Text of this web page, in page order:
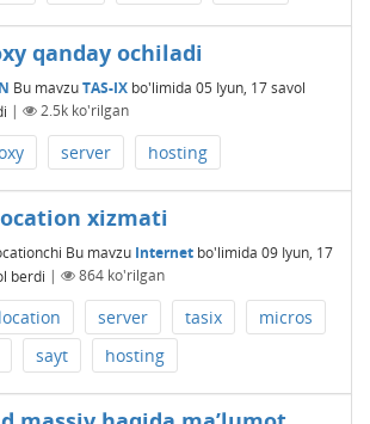
qanday ochiladi
Bu mavzuTAS-IXbo'limida 05 Iyun, 17 savol
| 2.5kko'rilgan
server hosting
xizmati
Bu mavzu Internetbo'limida 09 Iyun, 17
berdi | 864ko'rilgan
server tasix
micros
sayt hosting